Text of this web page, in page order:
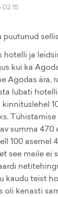
puutunud
ja
kui ka
Agodas ära,
lubati
summa 470
100 asemel
see meile ei
kaudu teist
oli kenasti